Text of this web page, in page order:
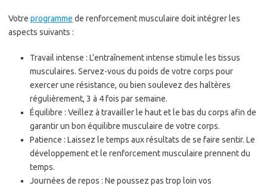
Votre programme de renforcement musculaire doit intégrer les
aspects suivants :
Travail intense : L’entraînement intense stimule les tissus
musculaires. Servez-vous du poids de votre corps pour
exercer une résistance, ou bien soulevez des haltères
régulièrement, 3 à 4 fois par semaine.
Équilibre : Veillez à travailler le haut et le bas du corps afin de
garantir un bon équilibre musculaire de votre corps.
Patience : Laissez le temps aux résultats de se faire sentir. Le
développement et le renforcement musculaire prennent du
temps.
Journées de repos : Ne poussez pas trop loin vos